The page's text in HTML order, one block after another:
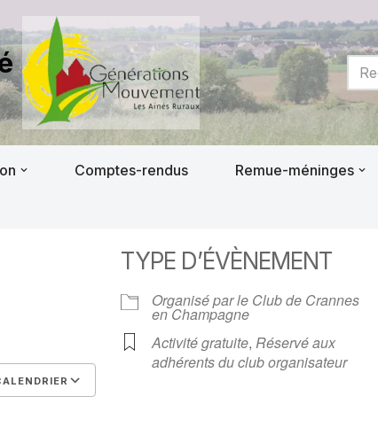
Comptes-rendus Remue-méninges
TYPE D’ÉVÈNEMENT
Organisé par le Club de Crannes
en Champagne
Activité gratuite,Réservé aux
adhérents du club organisateur